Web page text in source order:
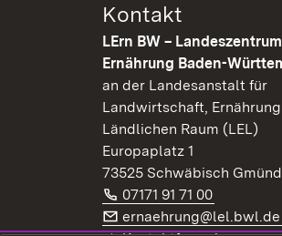
Kontakt
LErn BW –
Ernährung Baden-
an der Landesanstalt für
Landwirtschaft,
Ländlichen Raum (LEL)
Europaplatz 1
73525 Schwäbisch Gmünd
Telefon:
07171 91 71 00 (Öffnet
E-Mail:
ernaehrung@lel.bwl.de